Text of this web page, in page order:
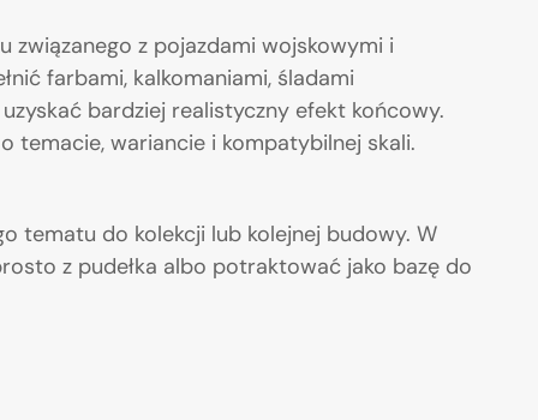
z pojazdami wojskowymi i
farbami, kalkomaniami, śladami
bardziej realistyczny efekt końcowy.
temacie, wariancie i kompatybilnej skali.
tematu do kolekcji lub kolejnej budowy. W
z pudełka albo potraktować jako bazę do